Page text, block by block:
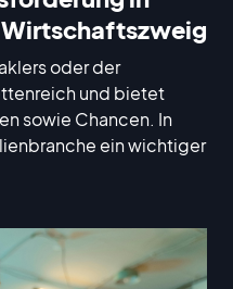
oder der
und bietet
sowie Chancen. In
ein wichtiger